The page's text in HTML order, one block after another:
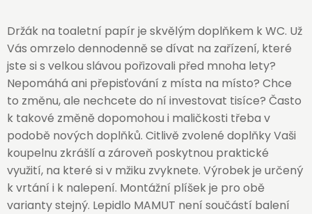
Držák na toaletní papír je skvělým doplňkem k WC. Už
Vás omrzelo dennodenně se dívat na zařízení, které
jste si s velkou slávou pořizovali před mnoha lety?
Nepomáhá ani přepisťování z místa na místo? Chce
to změnu, ale nechcete do ní investovat tisíce? Často
k takové změně dopomohou i maličkosti třeba v
podobě nových doplňků. Citlivě zvolené doplňky Vaši
koupelnu zkrášlí a zároveň poskytnou praktické
využití, na které si v mžiku zvyknete. Výrobek je určený
k vrtání i k nalepení. Montážní plíšek je pro obě
varianty stejný. Lepidlo MAMUT není součástí balení